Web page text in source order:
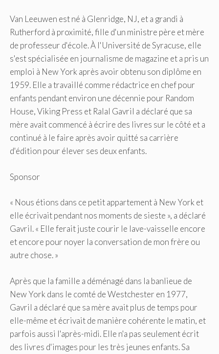
Van Leeuwen est né à Glenridge, NJ, et a grandi à
Rutherford à proximité, fille d'un ministre père et mère
de professeur d'école. À l'Université de Syracuse, elle
s'est spécialisée en journalisme de magazine et a pris un
emploi à New York après avoir obtenu son diplôme en
1959. Elle a travaillé comme rédactrice en chef pour
enfants pendant environ une décennie pour Random
House, Viking Press et Ralal Gavril a déclaré que sa
mère avait commencé à écrire des livres sur le côté et a
continué à le faire après avoir quitté sa carrière
d'édition pour élever ses deux enfants.
Sponsor
« Nous étions dans ce petit appartement à New York et
elle écrivait pendant nos moments de sieste », a déclaré
Gavril. « Elle ferait juste courir le lave-vaisselle encore
et encore pour noyer la conversation de mon frère ou
autre chose. »
Après que la famille a déménagé dans la banlieue de
New York dans le comté de Westchester en 1977,
Gavril a déclaré que sa mère avait plus de temps pour
elle-même et écrivait de manière cohérente le matin, et
parfois aussi l'après-midi. Elle n'a pas seulement écrit
des livres d'images pour les très jeunes enfants. Sa